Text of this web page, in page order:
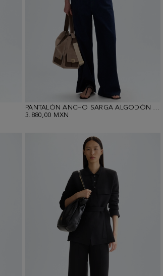
PANTALÓN ANCHO SARGA ALGODÓN DENIM
3.880,00 MXN